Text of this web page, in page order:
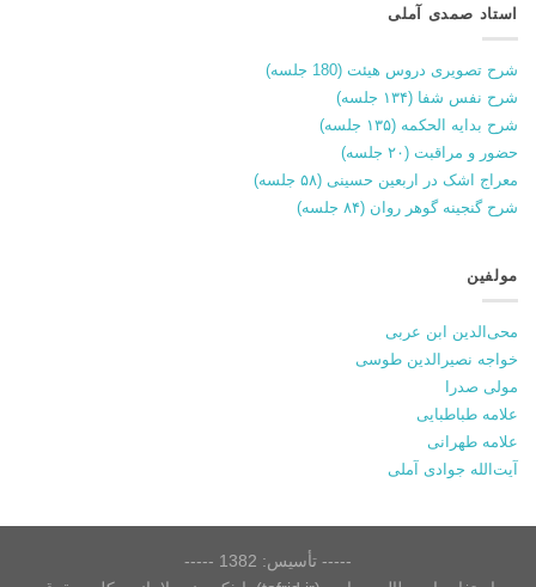
استاد صمدی آملی
شرح تصویری دروس هیئت (180 جلسه)
شرح نفس شفا (۱۳۴ جلسه)
شرح بدایه الحکمه (۱۳۵ جلسه)
حضور و مراقبت (۲۰ جلسه)
معراج اشک در اربعین حسینی (۵۸ جلسه)
شرح گنجینه گوهر روان (۸۴ جلسه)
مولفین
محی‌الدین ابن عربی
خواجه نصیرالدین طوسی
مولی صدرا
علامه طباطبایی
علامه طهرانی
آیت‌الله جوادی آملی
----- تأسیس: 1382 -----